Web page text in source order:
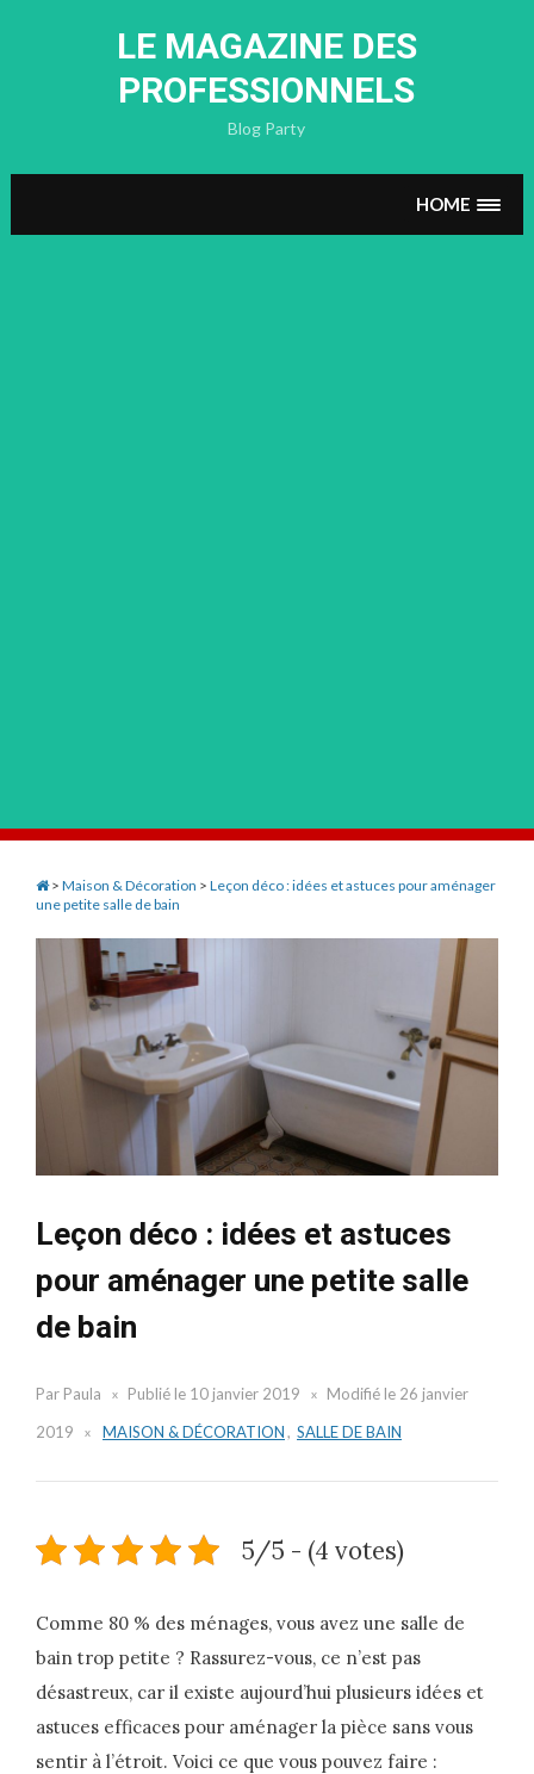
content
LE MAGAZINE DES
PROFESSIONNELS
Blog Party
HOME
> Maison & Décoration > Leçon déco : idées et astuces pour aménager
une petite salle de bain
Leçon déco : idées et astuces
pour aménager une petite salle
de bain
Par Paula Publié le 10 janvier 2019 Modifié le 26 janvier
2019
MAISON & DÉCORATION, SALLE DE BAIN
5/5 - (4 votes)
Comme 80 % des ménages, vous avez une salle de
bain trop petite ? Rassurez-vous, ce n’est pas
désastreux, car il existe aujourd’hui plusieurs idées et
astuces efficaces pour aménager la pièce sans vous
sentir à l’étroit. Voici ce que vous pouvez faire :